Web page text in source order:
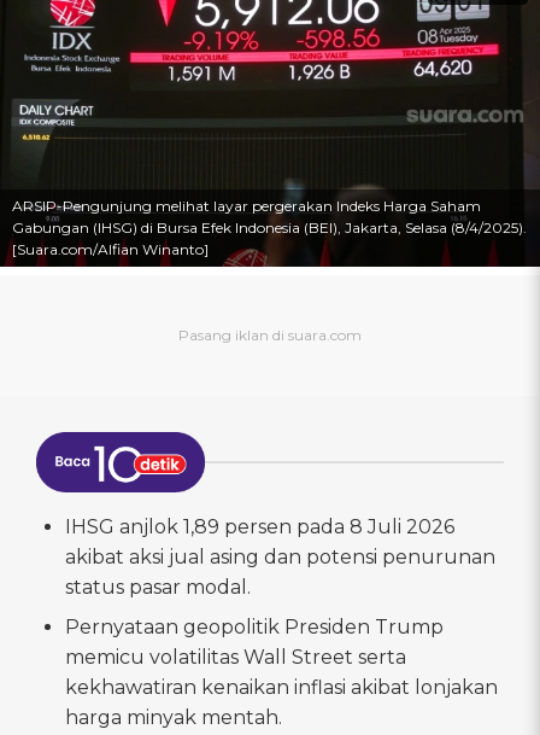
ARSIP-Pengunjung melihat layar pergerakan Indeks Harga Saham
Gabungan (IHSG) di Bursa Efek Indonesia (BEI), Jakarta, Selasa (8/4/2025).
[Suara.com/Alfian Winanto]
IHSG anjlok 1,89 persen pada 8 Juli 2026
akibat aksi jual asing dan potensi penurunan
status pasar modal.
Pernyataan geopolitik Presiden Trump
memicu volatilitas Wall Street serta
kekhawatiran kenaikan inflasi akibat lonjakan
harga minyak mentah.